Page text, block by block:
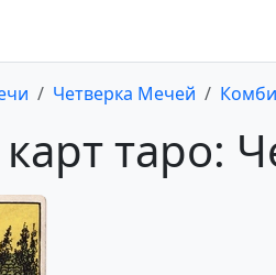
Четверка Мечей
таро: